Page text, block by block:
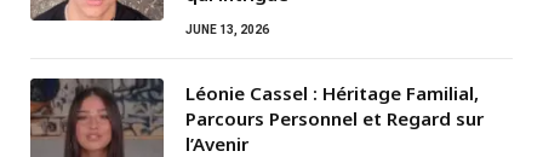
JUNE 13, 2026
Léonie Cassel : Héritage Familial,
Parcours Personnel et Regard sur
l’Avenir